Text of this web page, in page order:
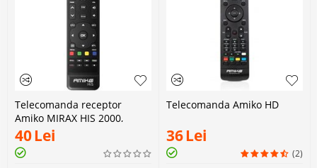
Telecomanda receptor
Amiko MIRAX HIS 2000,
MIRAX HIS 3000 si MIRAX HIS
4300
40Lei
Telecomanda Amiko HD
36Lei
(2)